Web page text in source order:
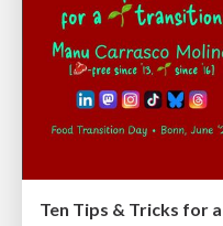
Ten Tips & Tricks for